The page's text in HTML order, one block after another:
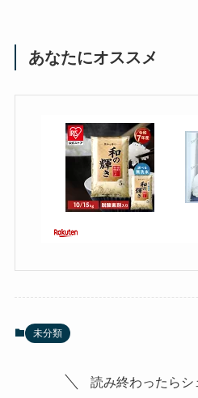
あなたにオススメ
未分類
読み終わったらシ